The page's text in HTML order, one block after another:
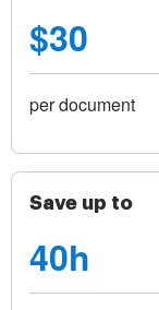
$30
per document
Save up to
40h